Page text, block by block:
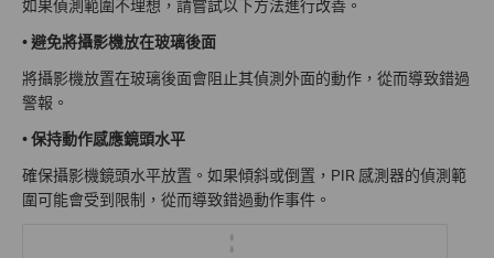
如果偵測範圍不理想，請嘗試以下方法進行改善。
•避免將攝影機放在玻璃後面
將攝影機放置在玻璃後面會阻止其偵測外面的動作，從而導致錯過
警報。
•保持動作感應鏡頭水平
確保攝影機鏡頭水平放置。如果傾斜或倒置，PIR 感測器的偵測範
圍可能會受到限制，從而導致錯過動作事件。